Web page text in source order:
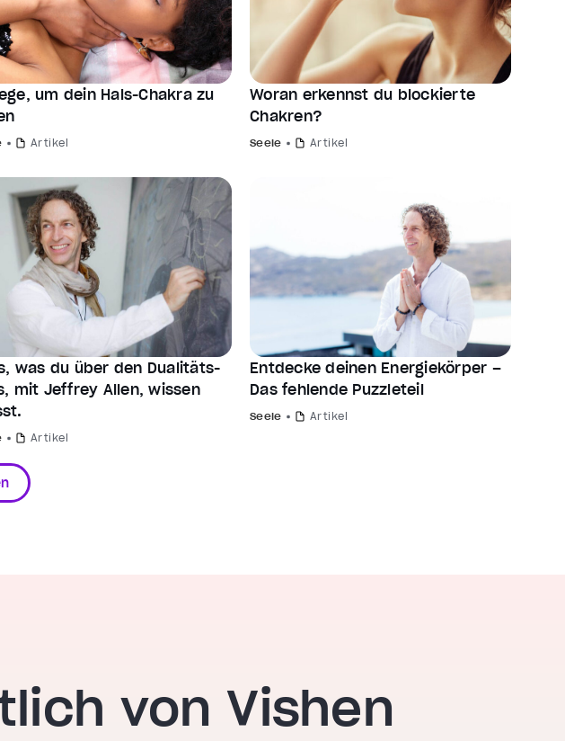
um dein Hals-Chakra zu
Artikel
Woran erkennst du blockierte
Chakren?
Seele Artikel
was du über den Dualitäts-
mit Jeffrey Allen, wissen
Artikel
Entdecke deinen Energiekörper –
Das fehlende Puzzleteil
Seele Artikel
von Vishen